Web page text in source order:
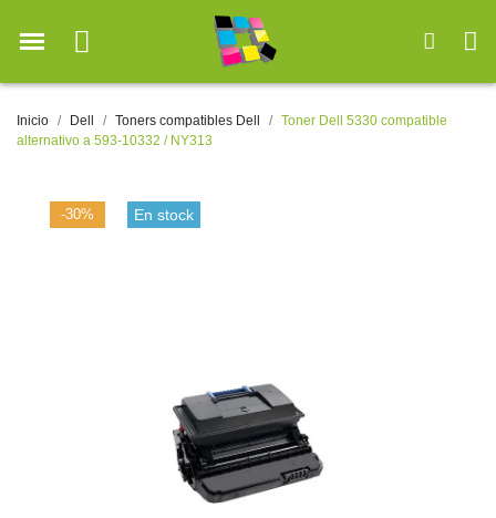
Inicio Dell Toners compatibles Dell
Toner Dell 5330 compatible
alternativo a 593-10332 / NY313
-30% En stock